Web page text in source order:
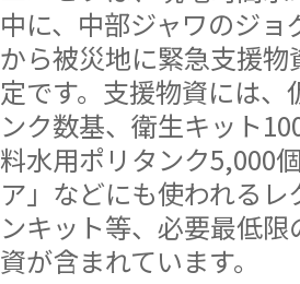
中に、中部ジャワのジョ
から被災地に緊急支援物
定です。支援物資には、
ンク数基、衛生キット
料水用ポリタンク5,000
ア」などにも使われるレ
ンキット等、必要最低
資が含まれています。